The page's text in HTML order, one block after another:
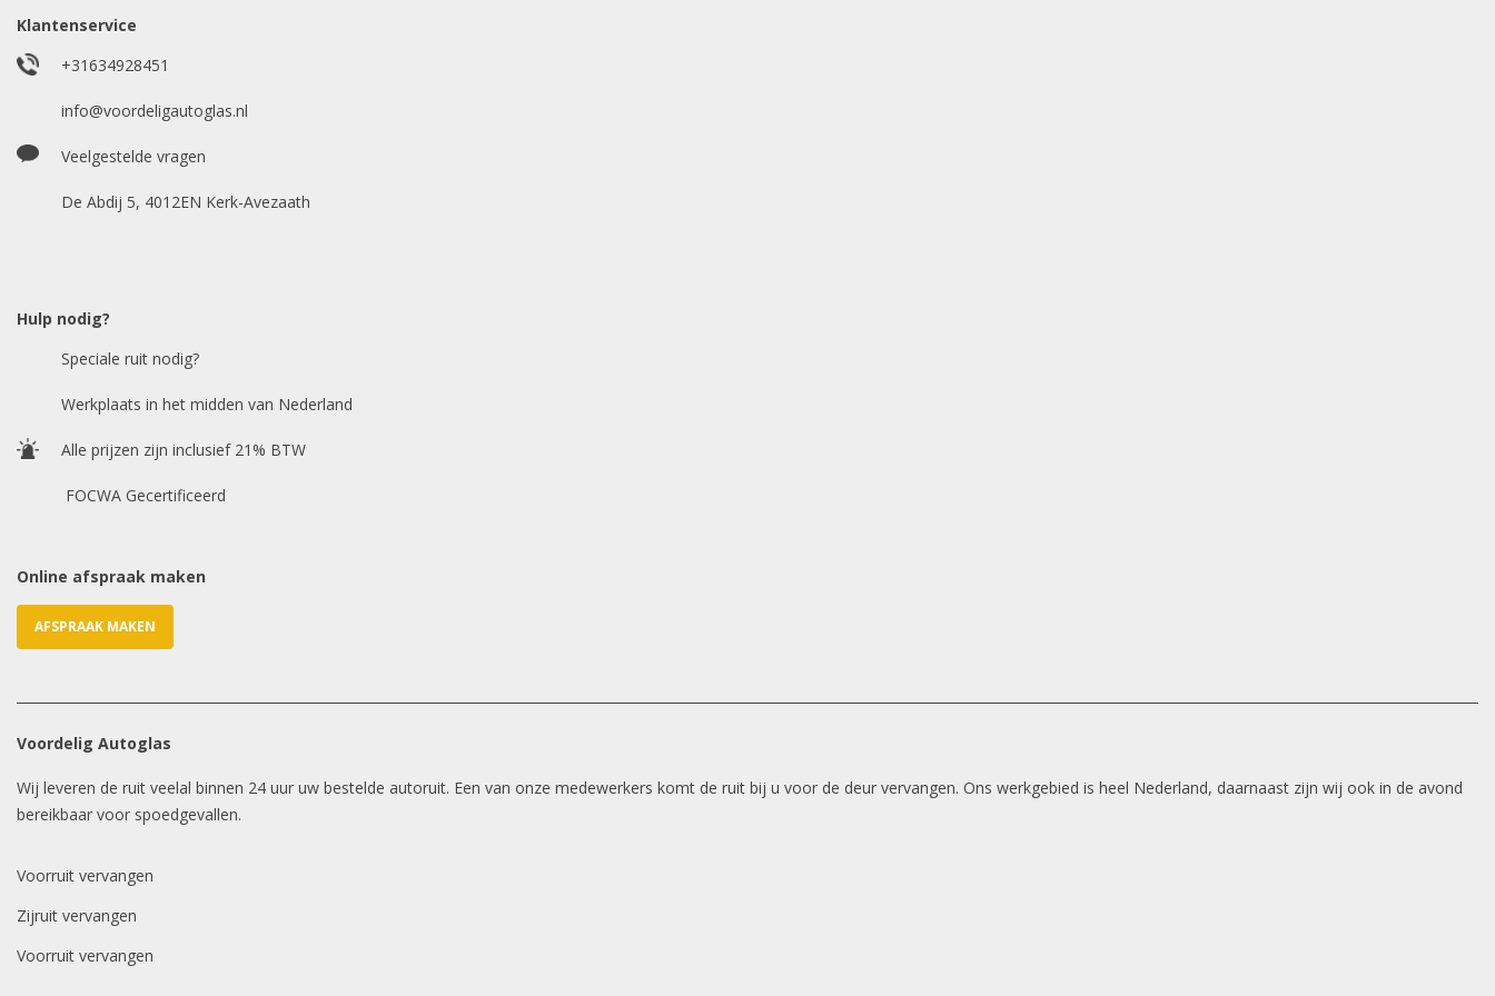
Model auto
E-mailadres *
Klantenservice
+31634928451
info@voordeligautoglas.nl
Veelgestelde vragen
De Abdij 5, 4012EN Kerk-Avezaath
Hulp nodig?
Speciale ruit nodig?
Werkplaats in het midden van Nederland
Alle prijzen zijn inclusief 21% BTW
FOCWA Gecertificeerd
Online afspraak maken
AFSPRAAK MAKEN
Voordelig Autoglas
Wij leveren de ruit veelal binnen 24 uur uw bestelde autoruit. Een van onze medewerkers komt de ruit bij u voor de deur vervangen. Ons werkgebied is heel Nederland, daarnaast zijn wij ook in de avond
bereikbaar voor spoedgevallen.
Voorruit vervangen
Zijruit vervangen
Voorruit vervangen